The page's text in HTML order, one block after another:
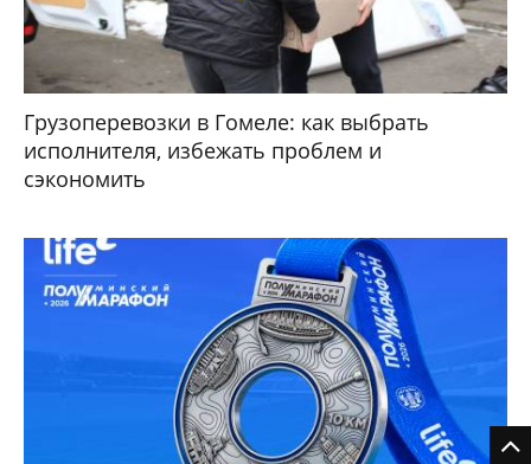
Грузоперевозки в Гомеле: как выбрать
исполнителя, избежать проблем и
сэкономить